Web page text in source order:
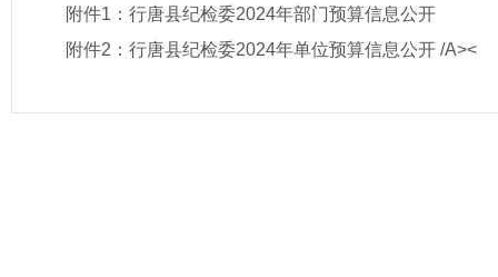
附件1： 行唐县纪检委2024年部门预算信息公开
附件2： 行唐县纪检委2024年单位预算信息公开 /A><